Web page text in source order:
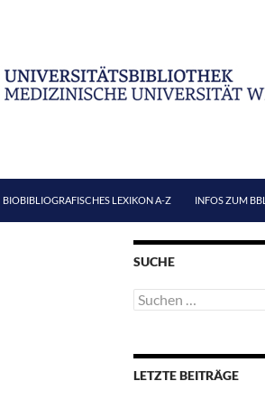
BIOBIBLIOGRAFISCHES LEXIKON A-Z INFOS ZUM BBL
SUCHE
Suchen
nach:
LETZTE BEITRÄGE